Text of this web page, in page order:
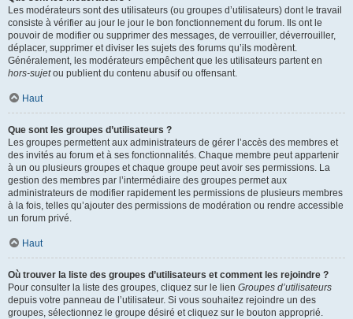
Les modérateurs sont des utilisateurs (ou groupes d’utilisateurs) dont le travail
consiste à vérifier au jour le jour le bon fonctionnement du forum. Ils ont le
pouvoir de modifier ou supprimer des messages, de verrouiller, déverrouiller,
déplacer, supprimer et diviser les sujets des forums qu’ils modèrent.
Généralement, les modérateurs empêchent que les utilisateurs partent en
hors-sujetou publient du contenu abusif ou offensant.
Haut
Que sont les groupes d’utilisateurs ?
Les groupes permettent aux administrateurs de gérer l’accès des membres et
des invités au forum et à ses fonctionnalités. Chaque membre peut appartenir
à un ou plusieurs groupes et chaque groupe peut avoir ses permissions. La
gestion des membres par l’intermédiaire des groupes permet aux
administrateurs de modifier rapidement les permissions de plusieurs membres
à la fois, telles qu’ajouter des permissions de modération ou rendre accessible
un forum privé.
Haut
Où trouver la liste des groupes d’utilisateurs et comment les rejoindre ?
Pour consulter la liste des groupes, cliquez sur le lien Groupes d’utilisateurs
depuis votre panneau de l’utilisateur. Si vous souhaitez rejoindre un des
groupes, sélectionnez le groupe désiré et cliquez sur le bouton approprié.